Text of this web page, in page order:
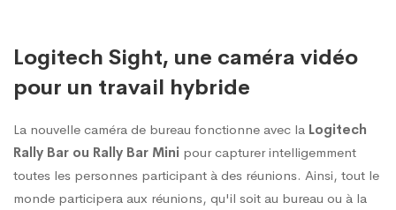
de
bureau
pour
Logitech Sight, une caméra vidéo
pour un travail hybride
La nouvelle caméra de bureau fonctionne avec la Logitech
Rally Bar ou Rally Bar Mini pour capturer intelligemment
toutes les personnes participant à des réunions. Ainsi, tout le
monde participera aux réunions, qu'il soit au bureau ou à la